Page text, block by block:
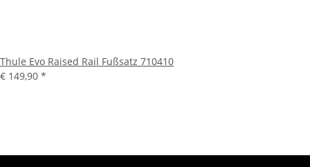
Thule Evo Raised Rail Fußsatz 710410
€ 149,90 *